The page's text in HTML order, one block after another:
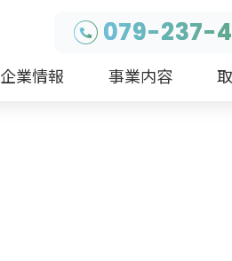
079-237-
企業情報 事業内容